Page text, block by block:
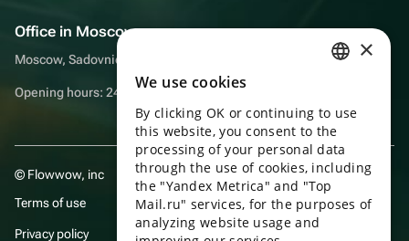
Office in Moscow
Moscow, Sadovnicheskaya embankment, 9, room 2/3
Opening hours: 24/7
© Flowwow, inc
Terms of use
Privacy policy
ENGLISH
UKRAINIAN
PORTUGUESE
SPANISH
×
We use cookies
By clicking OK or continuing to use
this website, you consent to the
processing of your personal data
through the use of cookies, including
the "Yandex Metrica" and "Top
Mail.ru" services, for the purposes of
analyzing website usage and